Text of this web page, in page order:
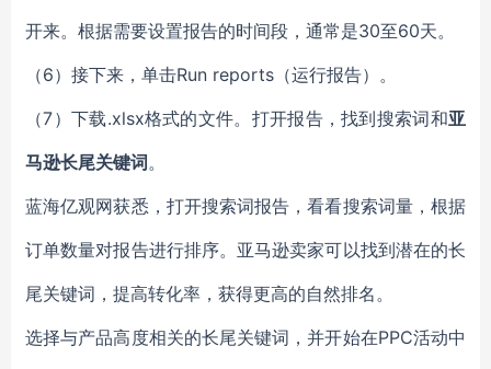
开来。根据需要设置报告的时间段，通常是30至60天。
（6）接下来，单击Run reports（运行报告）。
（7）下载.xlsx格式的文件。打开报告，找到搜索词和亚
马逊长尾关键词。
蓝海亿观网获悉， 打开搜索词报告，看看搜索词量， 根据
订单数量对报告进行排序。 亚马逊卖家可以找到潜在的长
尾关键词， 提高转化率，获得更高的自然排名。
选择与产品高度相关的长尾关键词，并开始在PPC活动中